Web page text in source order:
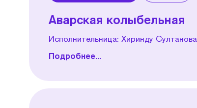
Аварская колыбельная
Исполнительница: Хиринду Султанова
Подробнее...